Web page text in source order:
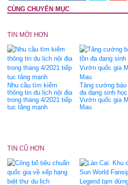
CÙNG CHUYÊN MỤC
TIN MỚI HƠN
Nhu cầu tìm kiếm
thông tin du lịch nội địa
trong tháng 4/2021 tiếp
tục tăng mạnh
Tăng cường bảo
đa dạng sinh học
Vườn quốc gia
Mau
TIN CŨ HƠN